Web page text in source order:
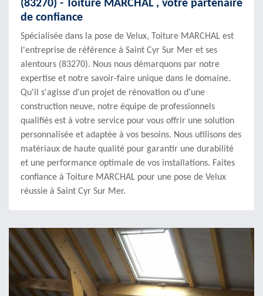
(83270) - Toiture MARCHAL , votre partenaire
de confiance
Spécialisée dans la pose de Velux, Toiture MARCHAL est
l'entreprise de référence à Saint Cyr Sur Mer et ses
alentours (83270). Nous nous démarquons par notre
expertise et notre savoir-faire unique dans le domaine.
Qu'il s'agisse d'un projet de rénovation ou d'une
construction neuve, notre équipe de professionnels
qualifiés est à votre service pour vous offrir une solution
personnalisée et adaptée à vos besoins. Nous utilisons des
matériaux de haute qualité pour garantir une durabilité
et une performance optimale de vos installations. Faites
confiance à Toiture MARCHAL pour une pose de Velux
réussie à Saint Cyr Sur Mer.